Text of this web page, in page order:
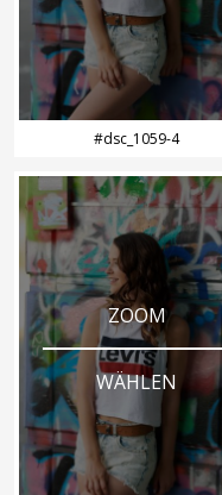
#dsc_1059-4
ZOOM
WÄHLEN